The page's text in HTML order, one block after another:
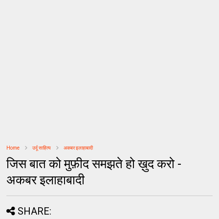
Home उर्दू साहित्‍य अकबर इलाहाबादी
जिस बात को मुफ़ीद समझते हो ख़ुद करो -
अकबर इलाहाबादी
SHARE: